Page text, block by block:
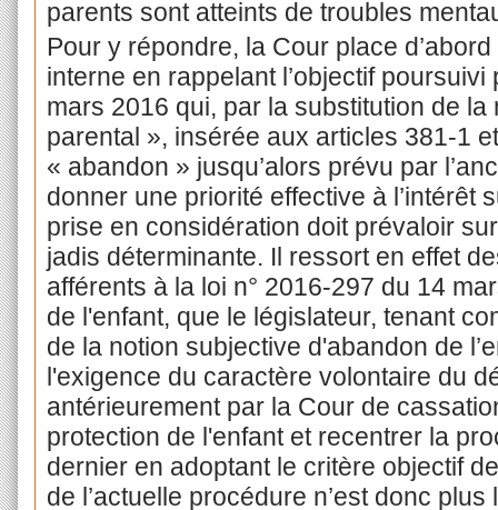
parents sont atteints de troubles
Pour y répondre, la Cour place
interne en rappelant l’objectif
mars 2016 qui, par la substitution de
parental », insérée aux articles 381-1
« abandon » jusqu’alors prévu par
donner une priorité effective à l’intérêt
prise en considération doit prévaloir
jadis déterminante. Il ressort en effet
afférents à la loi n° 2016-297 du 14
de l'enfant, que le législateur, tenant
de la notion subjective d'abandon de
l'exigence du caractère volontaire du
antérieurement par la Cour de
protection de l'enfant et recentrer la
dernier en adoptant le critère objectif
de l’actuelle procédure n’est donc